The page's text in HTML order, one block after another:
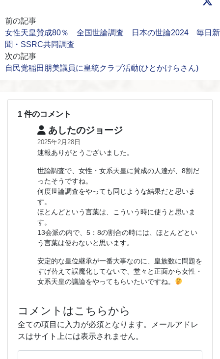
前の記事
女性天皇賛成80％ 全国世論調査 日本の世論2024 毎日新
聞・SSRC共同調査
次の記事
自民党稲田朋美議員に皇統クラブ活動(ひとかけらさん)
1 件のコメント
あしたのジョージ
2025年2月28日
速報ありがとうございました。
世論調査で、女性・女系天皇に賛成の人達が、8割だ
ったそうですね。
何度世論調査をやっても同じような結果だと思いま
す。
ほとんどという言葉は、こういう時に使うと思いま
す。
13会派の内で、5：8の割合の時には、ほとんどとい
う言葉は使わないと思います。
安定的な皇位継承が一番大事なのに、皇族数に問題を
すげ替えて誤魔化してないで、堂々と正面から女性・
女系天皇の議論をやってもらいたいですね。
コメントはこちらから
全ての項目に入力が必須となります。メールアドレ
スはサイト上には表示されません。